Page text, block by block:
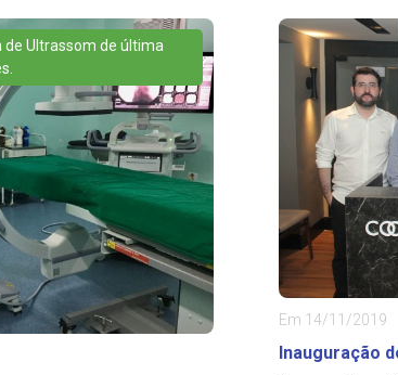
de Ultrassom de última
Em 14/11/2019
Inauguração